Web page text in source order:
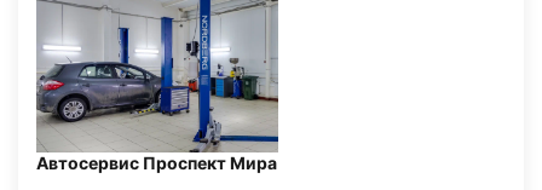
Автосервис Проспект Мира